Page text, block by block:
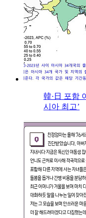
韓·日 포함
시아 최고’